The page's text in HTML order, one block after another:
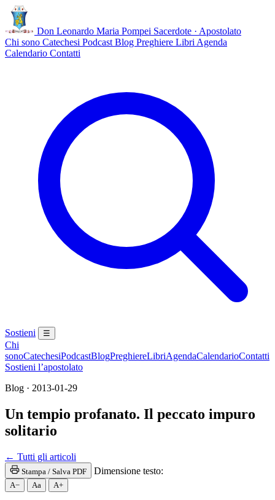
Don Leonardo Maria Pompei Sacerdote · Apostolato
Chi sono Catechesi Podcast Blog Preghiere Libri Agenda
Calendario Contatti
Sostieni ☰
Chi
sonoCatechesiPodcastBlogPreghiereLibriAgendaCalendarioContatti
Sostieni l’apostolato
Blog · 2013-01-29
Un tempio profanato. Il peccato impuro
solitario
← Tutti gli articoli
Stampa / Salva PDF Dimensione testo:
A− Aa A+